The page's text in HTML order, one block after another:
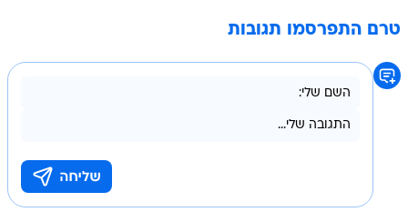
טרם התפרסמו תגובות